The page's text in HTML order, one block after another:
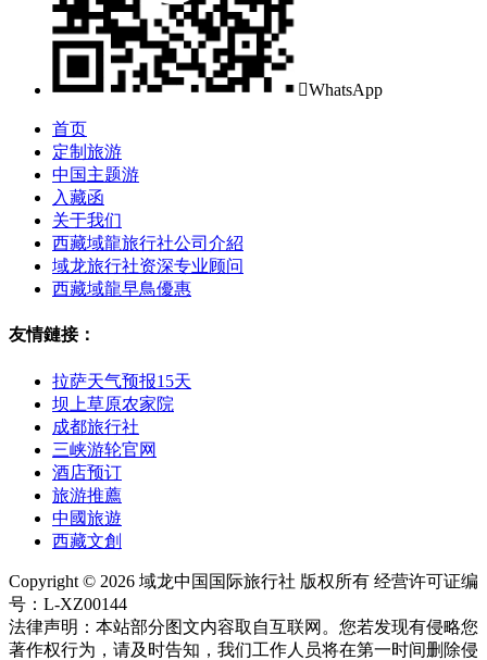
WhatsApp
首页
定制旅游
中国主题游
入藏函
关于我们
西藏域龍旅行社公司介紹
域龙旅行社资深专业顾问
西藏域龍早鳥優惠
友情鏈接：
拉萨天气预报15天
坝上草原农家院
成都旅行社
三峡游轮官网
酒店预订
旅游推薦
中國旅遊
西藏文創
Copyright © 2026 域龙中国国际旅行社 版权所有 经营许可证编
号：L-XZ00144
法律声明：本站部分图文内容取自互联网。您若发现有侵略您
著作权行为，请及时告知，我们工作人员将在第一时间删除侵